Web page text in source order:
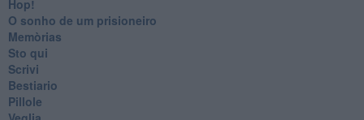
Hop!
O sonho de um prisioneiro
Memòrias
Sto qui
Scrivi
Bestiario
Pillole